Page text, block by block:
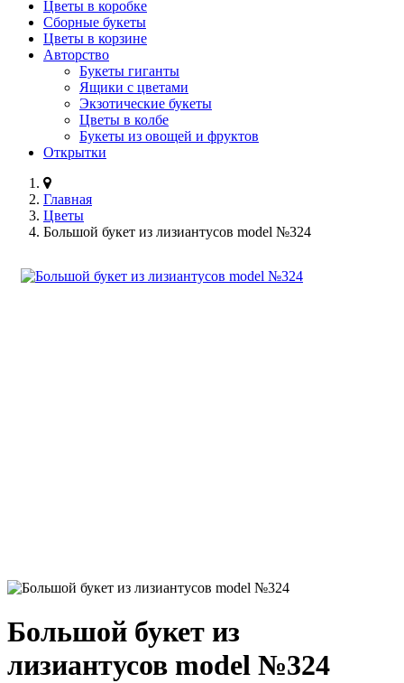
Цветы в коробке
Сборные букеты
Цветы в корзине
Авторство
Букеты гиганты
Ящики с цветами
Экзотические букеты
Цветы в колбе
Букеты из овощей и фруктов
Открытки
Главная
Цветы
Большой букет из лизиантусов model №324
Большой букет из
лизиантусов model №324